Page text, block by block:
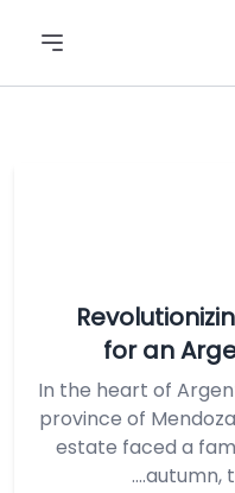
for an
In the heart of
province of
estate faced a
autumn,